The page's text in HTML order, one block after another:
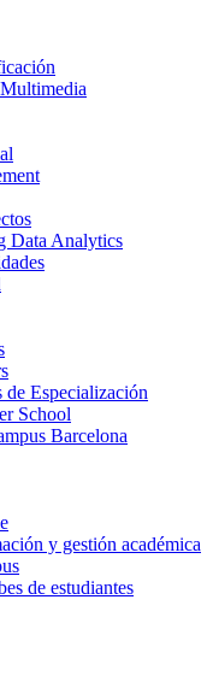
Data Analytics
Especialización
School
Barcelona
y gestión académica
de estudiantes